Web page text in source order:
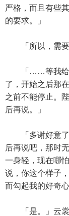
严格，而且有些
的要求。」
「所以，需要
「……等我给陛
了，开始之后那
之前不能停止。
后再说。」
「多谢好意了
后再说吧，那时
一身轻，现在哪
说，你这个样子
而勾起我的好奇心
「是。」云裳